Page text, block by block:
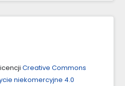
Creative Commons
niekomercyjne 4.0